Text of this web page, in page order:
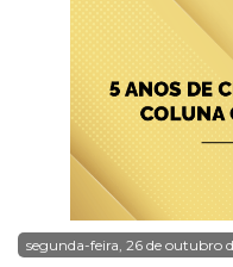
segunda-feira, 26 de outubro